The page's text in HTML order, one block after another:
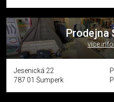
Prodejna
více
Jesenická 22
787 01 Šumperk